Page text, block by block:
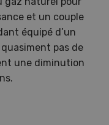
et un couple
équipé d’un
pas de
une diminution